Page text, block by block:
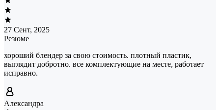
27 Сент, 2025
Резюме
хороший блендер за свою стоимость. плотный пластик,
выглядит добротно. все комплектующие на месте, работает
исправно.
Александра